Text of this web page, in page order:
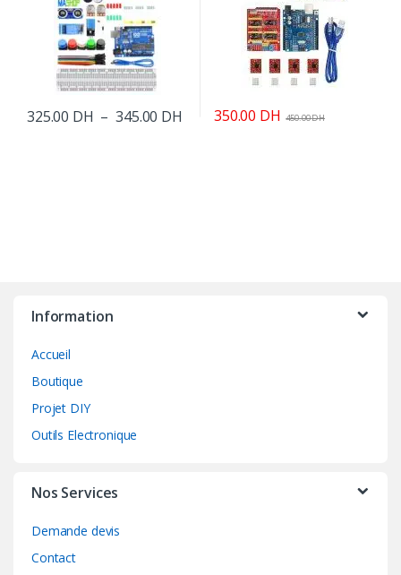
options
peuvent
choisies
sur
325.00 DH – 345.00 DH Plage
choisies
la
page
produit
350.00 DH 450.00DH
Information
Accueil
Boutique
Projet DIY
Outils Electronique
Nos Services
Demande devis
Contact